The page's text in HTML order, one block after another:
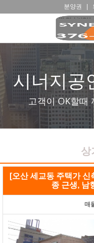
분양권
시너지공
고객이 OK할때
상
[오산 세교동 주택가
종 근생, 남
매